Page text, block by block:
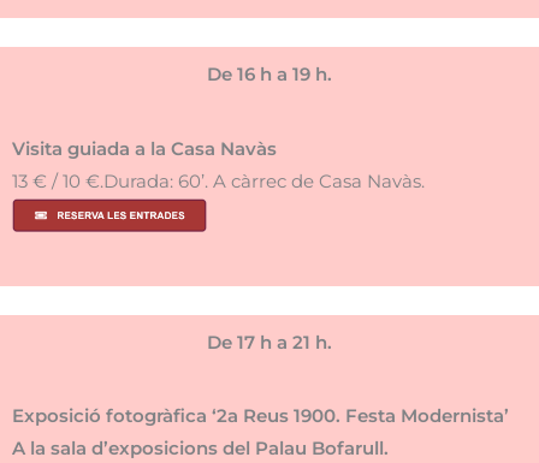
De 16 h a 19 h.
Visita guiada a la Casa Navàs
13 € / 10 €.Durada: 60’. A càrrec de Casa Navàs.
De 17 h a 21 h.
Exposició fotogràfica ‘2a Reus 1900. Festa Modernista’
A la sala d’exposicions del Palau Bofarull.